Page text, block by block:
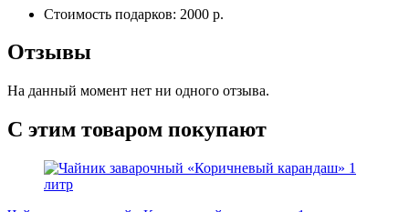
Стоимость подарков: 2000 р.
Отзывы
На данный момент нет ни одного отзыва.
С этим товаром покупают